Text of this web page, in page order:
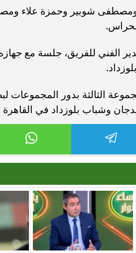
شوبير وحمزة علاء
الفني للفريق، جلسة مع
وشباب بلوزداد في